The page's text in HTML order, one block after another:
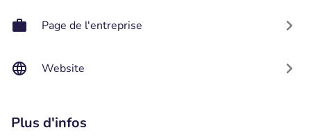
Page de l'entreprise
Website
Plus d'infos